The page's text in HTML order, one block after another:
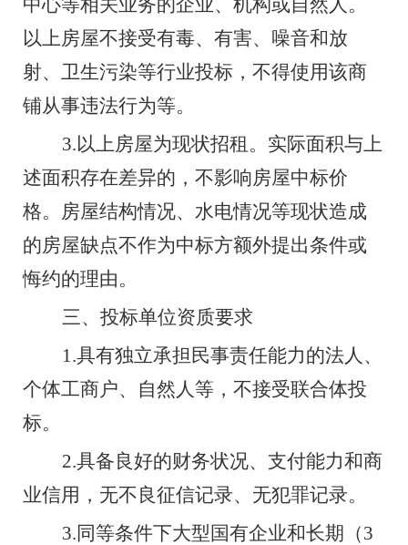
中心等相关业务的企业、机构或自然人 。
以上房屋不接受有毒、有害、噪音和放
射、卫生污染等行业投标，不得使用该商
铺从事违法行为等。
3.以上房屋为现状招租。实际面积与上
述面积存在差异的，不影响房屋中标价
格。房屋结构情况、水电情况等现状造成
的房屋缺点不作为中标方额外提出条件或
悔约的理由。
三、投标单位资质要求
1.具有独立承担民事责任能力的法人、
个体工商户、自然人等，不接受联合体投
标。
2.具备良好的财务状况、支付能力和商
业信用，无不良征信记录、无犯罪记录。
3.同等条件下大型国有企业和长期 （3